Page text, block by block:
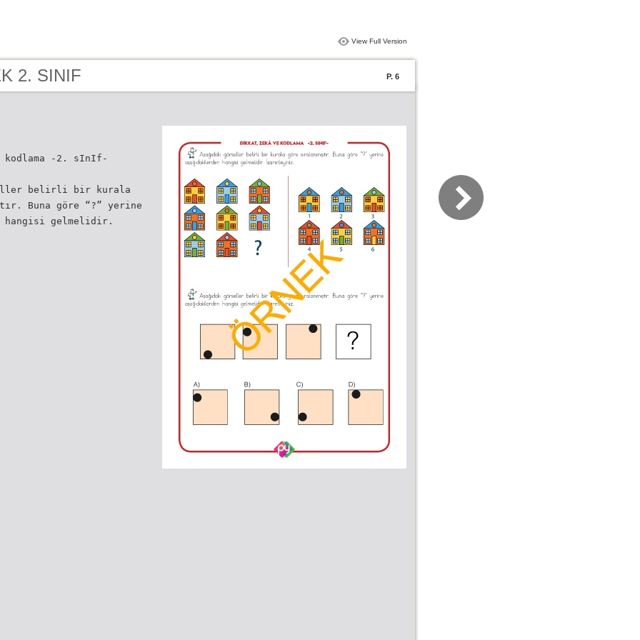
View Full Version
2. SINIF P. 6
kodlama -2. sInIf-
belirli bir kurala
Buna göre “?” yerine
hangisi gelmelidir.